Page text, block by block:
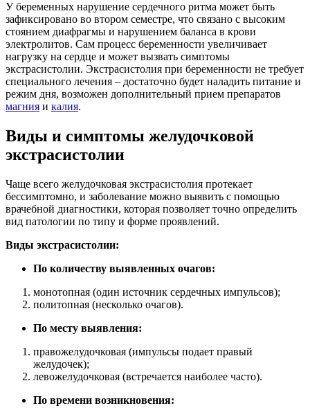
У беременных нарушение сердечного ритма может быть
зафиксировано во втором семестре, что связано с высоким
стоянием диафрагмы и нарушением баланса в крови
электролитов. Сам процесс беременности увеличивает
нагрузку на сердце и может вызвать симптомы
экстрасистолии. Экстрасистолия при беременности не требует
специального лечения – достаточно будет наладить питание и
режим дня, возможен дополнительный прием препаратов
магния и калия.
Виды и симптомы желудочковой
экстрасистолии
Чаще всего желудочковая экстрасистолия протекает
бессимптомно, и заболевание можно выявить с помощью
врачебной диагностики, которая позволяет точно определить
вид патологии по типу и форме проявлений.
Виды экстрасистолии:
По количеству выявленных очагов:
монотопная (один источник сердечных импульсов);
политопная (несколько очагов).
По месту выявления:
правожелудочковая (импульсы подает правый
желудочек);
левожелудочковая (встречается наиболее часто).
По времени возникновения: